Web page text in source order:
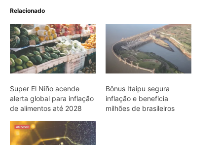
Relacionado
Super El Niño acende
alerta global para inflação
de alimentos até 2028
Bônus Itaipu segura
inflação e beneficia
milhões de brasileiros